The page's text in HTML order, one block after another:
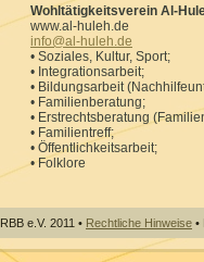
Wohltätigkeitsverein Al-
www.al-huleh.de
info@al-huleh.de
• Soziales, Kultur, Sport;
• Integrationsarbeit;
• Bildungsarbeit
• Familienberatung;
• Erstrechtsberatung
• Familientreff;
• Öffentlichkeitsarbeit;
• Folklore
e.V. 2011 • Rechtliche Hinweise •